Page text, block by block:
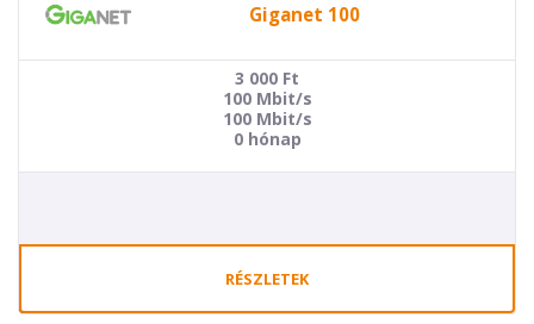
Giganet 100
3 000 Ft
100 Mbit/s
100 Mbit/s
0 hónap
RÉSZLETEK